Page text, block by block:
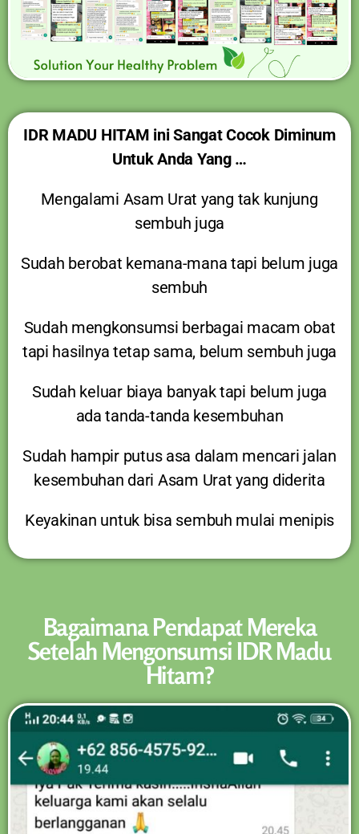
IDR MADU HITAM ini Sangat Cocok Diminum
Untuk Anda Yang …
Mengalami Asam Urat yang tak kunjung
sembuh juga
Sudah berobat kemana-mana tapi belum juga
sembuh
Sudah mengkonsumsi berbagai macam obat
tapi hasilnya tetap sama, belum sembuh juga
Sudah keluar biaya banyak tapi belum juga
ada tanda-tanda kesembuhan
Sudah hampir putus asa dalam mencari jalan
kesembuhan dari Asam Urat yang diderita
Keyakinan untuk bisa sembuh mulai menipis
Bagaimana Pendapat Mereka
Setelah Mengonsumsi IDR Madu
Hitam?